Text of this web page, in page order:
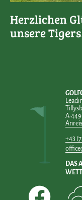
Herzlichen
unsere
A-
+43
DAS